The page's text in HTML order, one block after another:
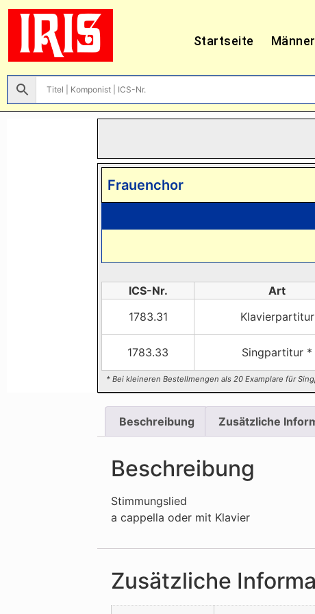
Startseite
Frauenchor
ICS-Nr. Art
1783.31
Klavierpartitur
1783.33 Singpartitur *
* Bei kleineren Bestellmengen als 20 Examplare für
Beschreibung Zusätzliche
Beschreibung
Stimmungslied
a cappella oder mit Klavier
Zusätzliche